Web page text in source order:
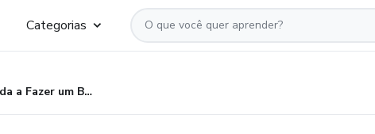
Categorias
Aprenda a Fazer um Bolo de Chocolate Delicioso